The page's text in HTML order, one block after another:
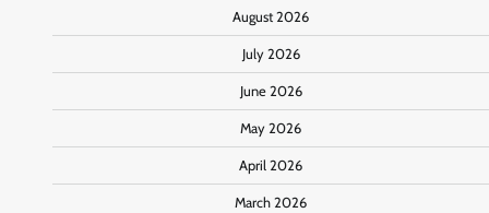
August 2026
July 2026
June 2026
May 2026
April 2026
March 2026